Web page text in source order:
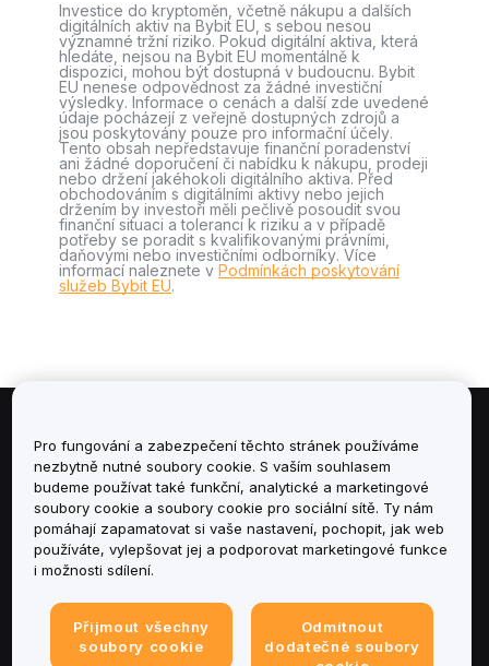
Investice do kryptoměn, včetně nákupu a dalších
digitálních aktiv na Bybit EU, s sebou nesou
významné tržní riziko. Pokud digitální aktiva, která
hledáte, nejsou na Bybit EU momentálně k
dispozici, mohou být dostupná v budoucnu. Bybit
EU nenese odpovědnost za žádné investiční
výsledky. Informace o cenách a další zde uvedené
údaje pocházejí z veřejně dostupných zdrojů a
jsou poskytovány pouze pro informační účely.
Tento obsah nepředstavuje finanční poradenství
ani žádné doporučení či nabídku k nákupu, prodeji
nebo držení jakéhokoli digitálního aktiva. Před
obchodováním s digitálními aktivy nebo jejich
držením by investoři měli pečlivě posoudit svou
finanční situaci a toleranci k riziku a v případě
potřeby se poradit s kvalifikovanými právními,
daňovými nebo investičními odborníky. Více
informací naleznete v Podmínkách poskytování
služeb Bybit EU.
Informace
Služby
podpora
Právní informace
Pro fungování a zabezpečení těchto stránek používáme
nezbytně nutné soubory cookie. S vaším souhlasem
budeme používat také funkční, analytické a marketingové
soubory cookie a soubory cookie pro sociální sítě. Ty nám
pomáhají zapamatovat si vaše nastavení, pochopit, jak web
používáte, vylepšovat jej a podporovat marketingové funkce
i možnosti sdílení.
Přijmout všechny
soubory cookie
Odmítnout
dodatečné soubory